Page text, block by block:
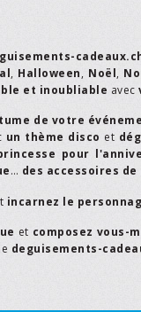
, Halloween, Noël,
et inoubliable avec
de votre
un thème disco et
pour
… des accessoires
incarnez le
et composez vous-
deguisements-